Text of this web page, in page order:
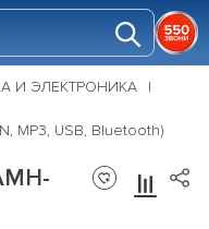
И ЭЛЕКТРОНИКА
MP3, USB, Bluetooth)